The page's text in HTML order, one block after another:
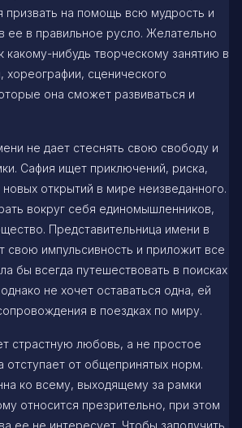
призвать на помощь всю мудрость и
ее в правильное русло. Желательно
нибудь творческому занятию в
хореографии, сценического
она сможет развиваться и
не дает стеснять свою свободу и
Сафия ищет приключений, риска,
открытий в мире неизведанного.
вокруг себя единомышленников,
Представительница имени в
свою импульсивность и приложит все
бы всегда путешествовать в поисках
не хочет оставаться одна, ей
в поездках по миру.
страстную любовь, а не простое
отступает от общепринятых норм.
ко всему, выходящему за рамки
относится презрительно, при этом
ее не интересует. Чтобы заполучить